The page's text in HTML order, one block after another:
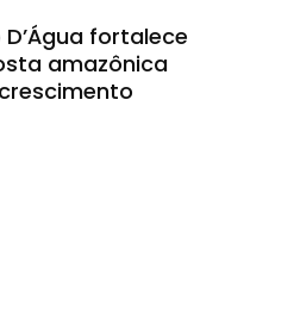
fortalece
amazônica